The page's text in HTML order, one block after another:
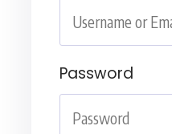
Password